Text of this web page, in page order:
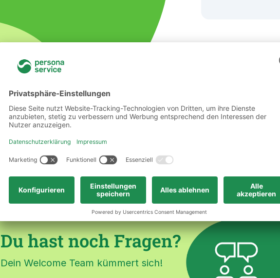
und
Chancen
Du hast noch Fragen?
Dein Welcome Team kümmert sich!